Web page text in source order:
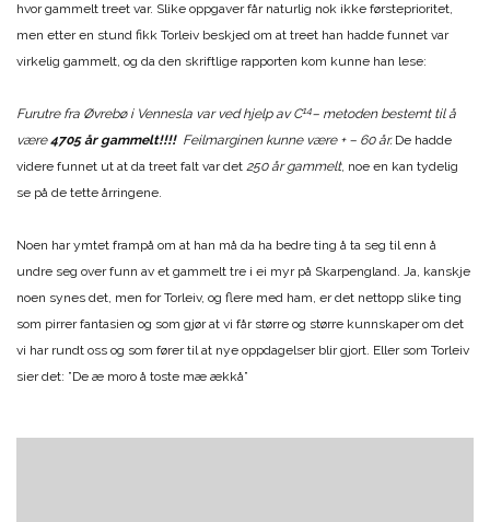
hvor gammelt treet var. Slike oppgaver får naturlig nok ikke førsteprioritet,
men etter en stund fikk Torleiv beskjed om at treet han hadde funnet var
virkelig gammelt, og da den skriftlige rapporten kom kunne han lese:
Furutre fra Øvrebø i Vennesla var ved hjelp av C14– metoden bestemt til å
være4705 år gammelt!!!!Feilmarginen kunne være + – 60 år.De hadde
videre funnet ut at da treet falt var det 250 år gammelt, noe en kan tydelig
se på de tette årringene.
Noen har ymtet frampå om at han må da ha bedre ting å ta seg til enn å
undre seg over funn av et gammelt tre i ei myr på Skarpengland. Ja, kanskje
noen synes det, men for Torleiv, og flere med ham, er det nettopp slike ting
som pirrer fantasien og som gjør at vi får større og større kunnskaper om det
vi har rundt oss og som fører til at nye oppdagelser blir gjort. Eller som Torleiv
sier det: ”De æ moro å toste mæ ækkå”